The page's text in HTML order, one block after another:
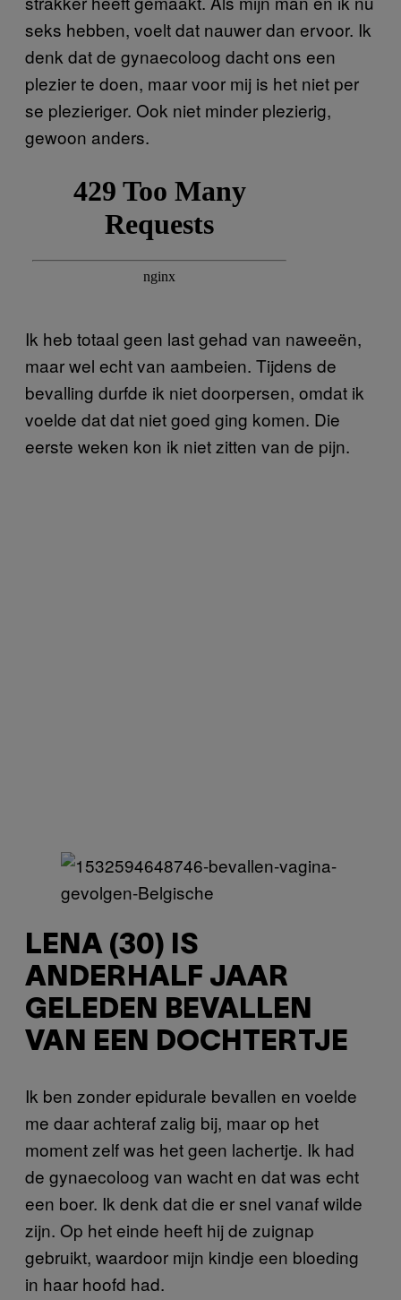
seks hebben, voelt dat nauwer dan ervoor. Ik
denk dat de gynaecoloog dacht ons een
plezier te doen, maar voor mij is het niet per
se plezieriger. Ook niet minder plezierig,
gewoon anders.
Ik heb totaal geen last gehad van naweeën,
maar wel echt van aambeien. Tijdens de
bevalling durfde ik niet doorpersen, omdat ik
voelde dat dat niet goed ging komen. Die
eerste weken kon ik niet zitten van de pijn.
LENA (30) IS
ANDERHALF JAAR
GELEDEN BEVALLEN
VAN EEN DOCHTERTJE
Ik ben zonder epidurale bevallen en voelde
me daar achteraf zalig bij, maar op het
moment zelf was het geen lachertje. Ik had
de gynaecoloog van wacht en dat was echt
een boer. Ik denk dat die er snel vanaf wilde
zijn. Op het einde heeft hij de zuignap
gebruikt, waardoor mijn kindje een bloeding
in haar hoofd had.